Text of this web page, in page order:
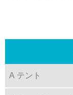
A テント